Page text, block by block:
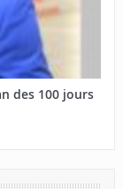
des 100 jours